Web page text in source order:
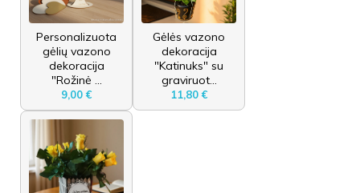
Personalizuota
gėlių vazono
dekoracija
"Rožinė ...
9,00 €
Gėlės vazono
dekoracija
"Katinuks" su
graviruot...
11,80 €